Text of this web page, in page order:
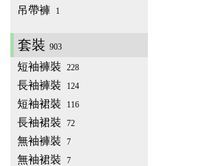
吊帶褲 1
套裝 903
短袖褲裝 228
長袖褲裝 124
短袖裙裝 116
長袖裙裝 72
無袖褲裝 7
無袖裙裝 7